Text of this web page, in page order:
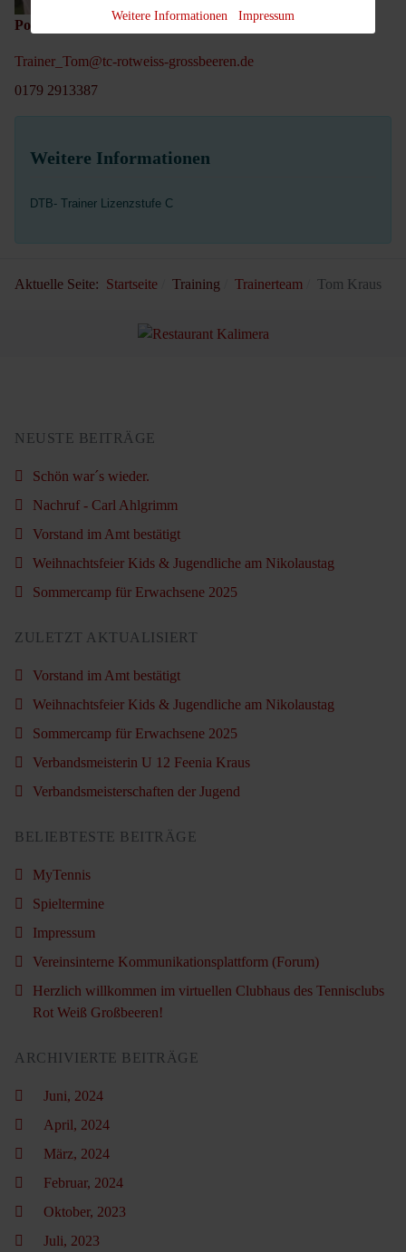
Position: Abteilung Kindergarten, Jugend & Erwachsene
Trainer_Tom@tc-rotweiss-grossbeeren.de
0179 2913387
Weitere Informationen
DTB- Trainer Lizenzstufe C
Aktuelle Seite: Startseite Training Trainerteam Tom Kraus
NEUSTE BEITRÄGE
Schön war´s wieder.
Nachruf - Carl Ahlgrimm
Vorstand im Amt bestätigt
Weihnachtsfeier Kids & Jugendliche am Nikolaustag
Sommercamp für Erwachsene 2025
ZULETZT AKTUALISIERT
Vorstand im Amt bestätigt
Weihnachtsfeier Kids & Jugendliche am Nikolaustag
Sommercamp für Erwachsene 2025
Verbandsmeisterin U 12 Feenia Kraus
Verbandsmeisterschaften der Jugend
BELIEBTESTE BEITRÄGE
MyTennis
Spieltermine
Impressum
Vereinsinterne Kommunikationsplattform (Forum)
Herzlich willkommen im virtuellen Clubhaus des Tennisclubs
Rot Weiß Großbeeren!
ARCHIVIERTE BEITRÄGE
Juni, 2024
April, 2024
März, 2024
Februar, 2024
Oktober, 2023
Juli, 2023
Weitere Informationen Impressum